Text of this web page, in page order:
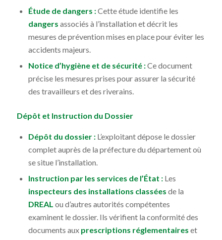
Étude de dangers :Cette étude identifie les
dangers associés à l’installation et décrit les
mesures de prévention mises en place pour éviter les
accidents majeurs.
Notice d’hygiène et de sécurité :Ce document
précise les mesures prises pour assurer la sécurité
des travailleurs et des riverains.
Dépôt et Instruction du Dossier
Dépôt du dossier :L’exploitant dépose le dossier
complet auprès de la préfecture du département où
se situe l’installation.
Instruction par les services de l’État :Les
inspecteurs des installations classées de la
DREAL ou d’autres autorités compétentes
examinent le dossier. Ils vérifient la conformité des
documents aux prescriptions réglementaires et